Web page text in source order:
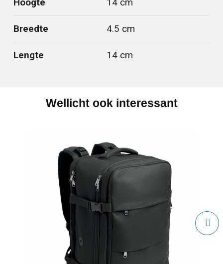
Hoogte 14 cm
Breedte 4.5 cm
Lengte 14 cm
Wellicht ook interessant